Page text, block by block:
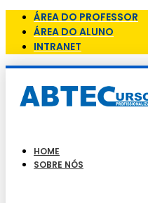
ÁREA DO PROFESSOR
ÁREA DO ALUNO
INTRANET
HOME
SOBRE NÓS